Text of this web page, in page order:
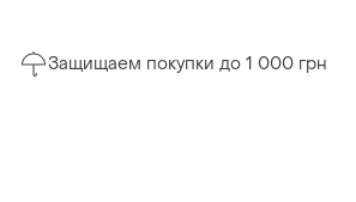
Защищаем покупки до 1 000 грн